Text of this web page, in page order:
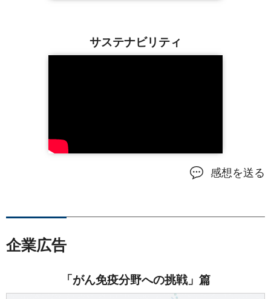
サステナビリティ
感想を送る
企業広告
「がん免疫分野への挑戦」篇